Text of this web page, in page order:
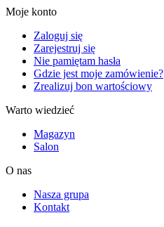
Moje konto
Zaloguj się
Zarejestruj się
Nie pamiętam hasła
Gdzie jest moje zamówienie?
Zrealizuj bon wartościowy
Warto wiedzieć
Magazyn
Salon
O nas
Nasza grupa
Kontakt